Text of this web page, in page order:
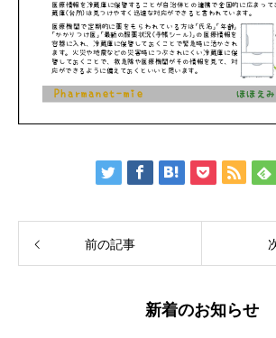
前の記事
新着のお知らせ